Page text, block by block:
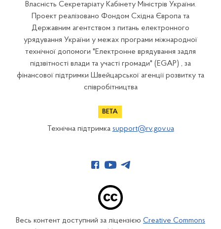
Власність Секретаріату Кабінету Міністрів України.
Проект реалізовано Фондом Східна Європа та
Державним агентством з питань електронного
урядування України у межах програми міжнародної
технічної допомоги "Електронне врядування задля
підзвітності влади та участі громади" (EGAP) , за
фінансової підтримки Швейцарської агенції розвитку та
співробітництва
Технічна підтримка support@rv.gov.ua
Весь контент доступний за ліцензією Creative Commons